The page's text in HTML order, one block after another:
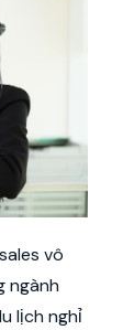
vô
ngành
lịch nghỉ